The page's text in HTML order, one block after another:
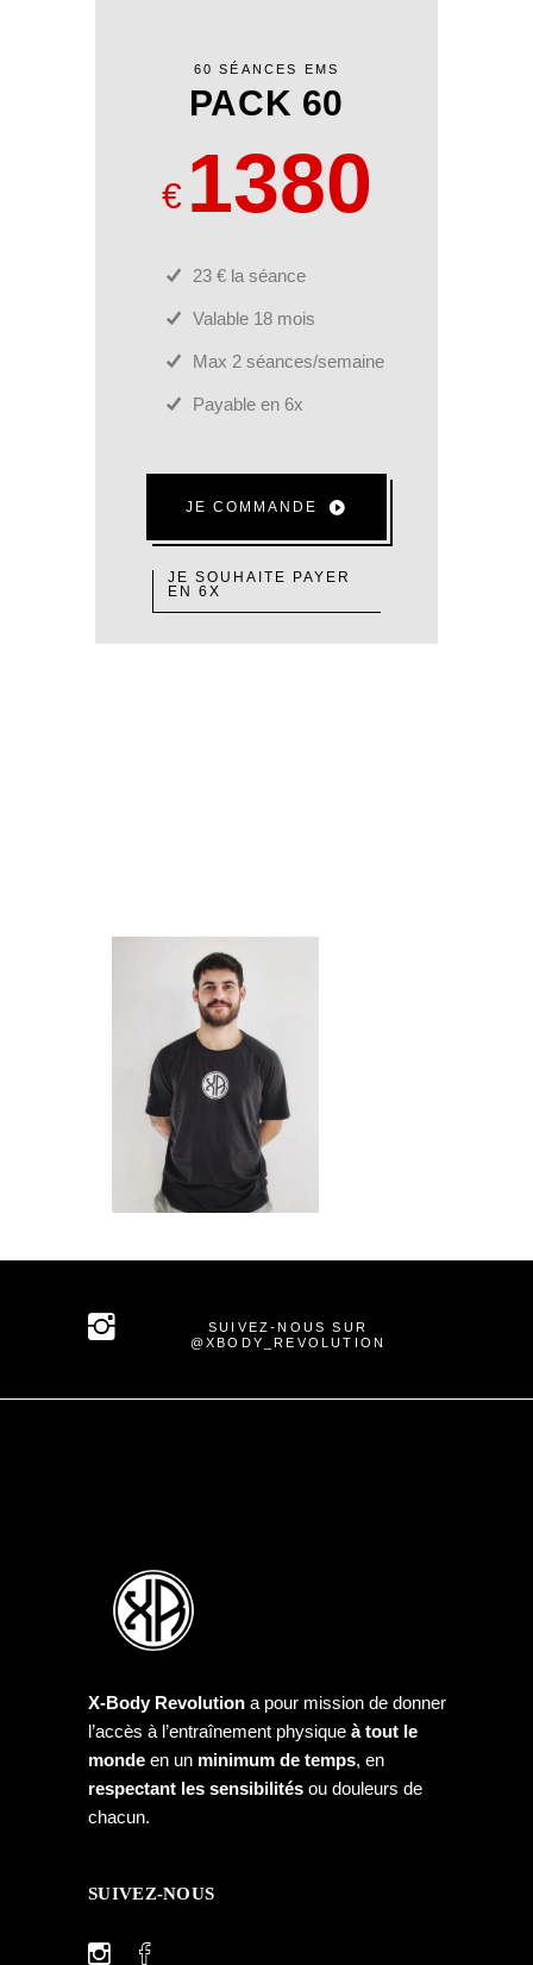
60 SÉANCES EMS
PACK 60
€ 1380
23 € la séance
Valable 18 mois
Max 2 séances/semaine
Payable en 6x
JE COMMANDE
JE SOUHAITE PAYER
EN 6X
SUIVEZ-NOUS SUR
@XBODY_REVOLUTION
X-Body Revolution a pour mission de donner
l’accès à l’entraînement physique à tout le
monde en un minimum de temps, en
respectant les sensibilités ou douleurs de
chacun.
SUIVEZ-NOUS